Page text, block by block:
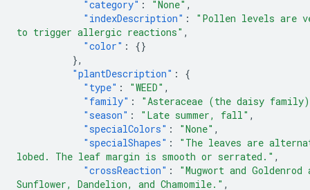
"category" : "None" ,
"indexDescription" :
"Pollen levels are
to trigger allergic reactions" ,
"color" :
{}
},
"plantDescription" :
{
"type" : "WEED" ,
"family" :
"Asteraceae (the daisy
"season" : "Late summer, fall" ,
"specialColors" : "None" ,
"specialShapes" :
"The leaves are
lobed. The leaf margin is smooth or serrated." ,
"crossReaction" :
"Mugwort and
Sunflower, Dandelion, and Chamomile." ,